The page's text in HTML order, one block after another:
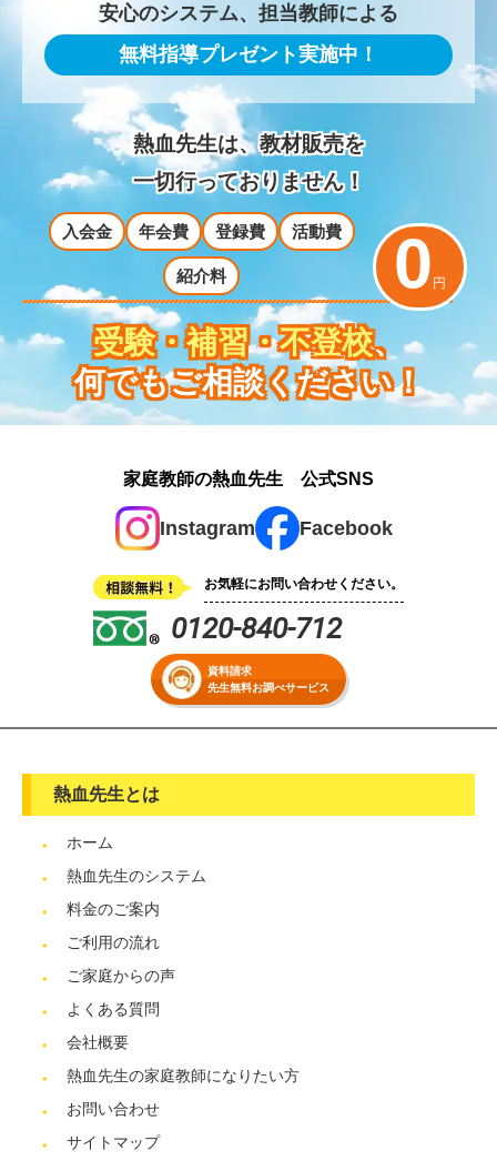
安心のシステム、担当教師による
無料指導プレゼント実施中！
熱血先生は、教材販売を
一切行っておりません！
入会金 年会費 登録費 活動費
紹介料 0 円
受験・補習・不登校、
何でもご相談ください！
家庭教師の熱血先生 公式SNS
Instagram Facebook
お気軽にお問い合わせください。
0120-840-712
資料請求
先生無料お調べサービス
熱血先生とは
ホーム
熱血先生のシステム
料金のご案内
ご利用の流れ
ご家庭からの声
よくある質問
会社概要
熱血先生の家庭教師になりたい方
お問い合わせ
サイトマップ